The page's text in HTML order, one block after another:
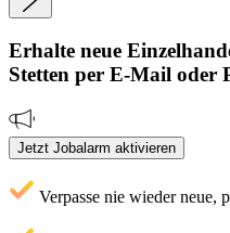
Erhalte neue
Stetten per E-Mail oder
Jetzt Jobalarm aktivieren
Verpasse nie wieder neue,